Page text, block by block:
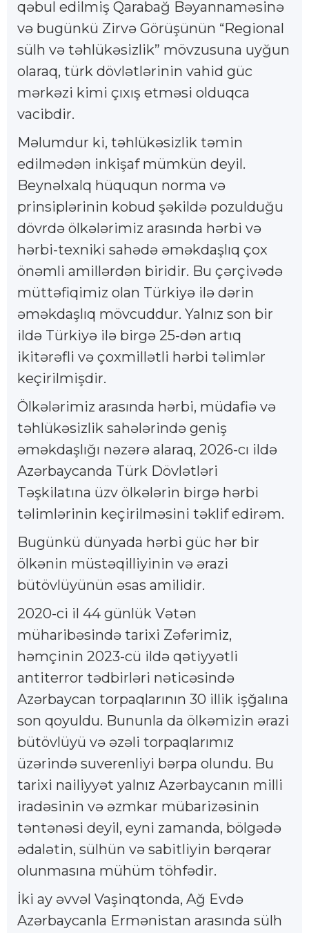
qəbul edilmiş Qarabağ Bəyannaməsinə
və bugünkü Zirvə Görüşünün “Regional
sülh və təhlükəsizlik” mövzusuna uyğun
olaraq, türk dövlətlərinin vahid güc
mərkəzi kimi çıxış etməsi olduqca
vacibdir.
Məlumdur ki, təhlükəsizlik təmin
edilmədən inkişaf mümkün deyil.
Beynəlxalq hüququn norma və
prinsiplərinin kobud şəkildə pozulduğu
dövrdə ölkələrimiz arasında hərbi və
hərbi-texniki sahədə əməkdaşlıq çox
önəmli amillərdən biridir. Bu çərçivədə
müttəfiqimiz olan Türkiyə ilə dərin
əməkdaşlıq mövcuddur. Yalnız son bir
ildə Türkiyə ilə birgə 25-dən artıq
ikitərəfli və çoxmillətli hərbi təlimlər
keçirilmişdir.
Ölkələrimiz arasında hərbi, müdafiə və
təhlükəsizlik sahələrində geniş
əməkdaşlığı nəzərə alaraq, 2026-cı ildə
Azərbaycanda Türk Dövlətləri
Təşkilatına üzv ölkələrin birgə hərbi
təlimlərinin keçirilməsini təklif edirəm.
Bugünkü dünyada hərbi güc hər bir
ölkənin müstəqilliyinin və ərazi
bütövlüyünün əsas amilidir.
2020-ci il 44 günlük Vətən
müharibəsində tarixi Zəfərimiz,
həmçinin 2023-cü ildə qətiyyətli
antiterror tədbirləri nəticəsində
Azərbaycan torpaqlarının 30 illik işğalına
son qoyuldu. Bununla da ölkəmizin ərazi
bütövlüyü və əzəli torpaqlarımız
üzərində suverenliyi bərpa olundu. Bu
tarixi nailiyyət yalnız Azərbaycanın milli
iradəsinin və əzmkar mübarizəsinin
təntənəsi deyil, eyni zamanda, bölgədə
ədalətin, sülhün və sabitliyin bərqərar
olunmasına mühüm töhfədir.
İki ay əvvəl Vaşinqtonda, Ağ Evdə
Azərbaycanla Ermənistan arasında sülh